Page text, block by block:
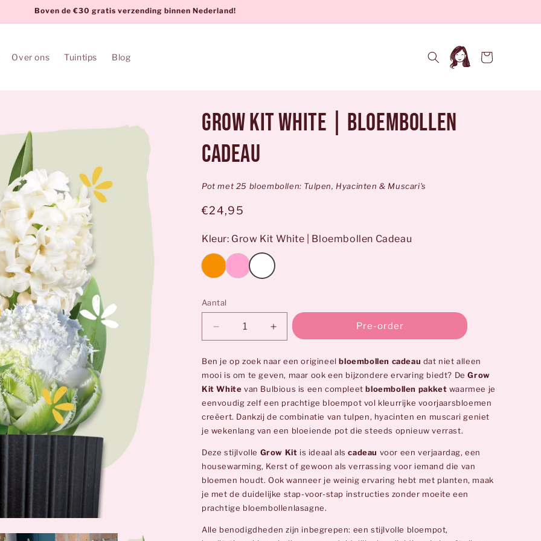
Boven de €30 gratis verzending binnen Nederland!
Over ons Tuintips Blog Inloggen
Winkelwagen
Grow Kit White | Bloembollen
Cadeau
Pot met 25 bloembollen: Tulpen, Hyacinten & Muscari's
Normale
€24,95
Kleur: Grow Kit White | Bloembollen Cadeau
Aantal
Aantal
verlagen
voor
Grow
White
|
Bloembollen
Cadeau
Aantal
verhogen
voor
Kit
White
|
Bloembollen
Cadeau
Pre-order
Ben je op zoek naar een origineelbloembollen cadeau dat niet alleen
mooi is om te geven, maar ook een bijzondere ervaring biedt? DeGrow
Kit White van Bulbious is een compleetbloembollen pakket waarmee je
eenvoudig zelf een prachtige bloempot vol kleurrijke voorjaarsbloemen
creëert. Dankzij de combinatie van tulpen, hyacinten en muscari geniet
je wekenlang van een bloeiende pot die steeds opnieuw verrast.
Deze stijlvolle Grow Kit is ideaal alscadeau voor een verjaardag, een
housewarming, Kerst of gewoon als verrassing voor iemand die van
bloemen houdt. Ook wanneer je weinig ervaring hebt met planten, maak
je met de duidelijke stap-voor-stap instructies zonder moeite een
prachtige bloembollenlasagne.
Alle benodigdheden zijn inbegrepen: een stijlvolle bloempot,